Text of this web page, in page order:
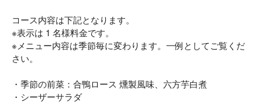
コース内容は下記となります。
※表示は 1 名様料金です。
※メニュー内容は季節毎に変わります。一例としてご覧くだ
さい。
・季節の前菜：合鴨ロース 燻製風味、六方芋白煮
・シーザーサラダ